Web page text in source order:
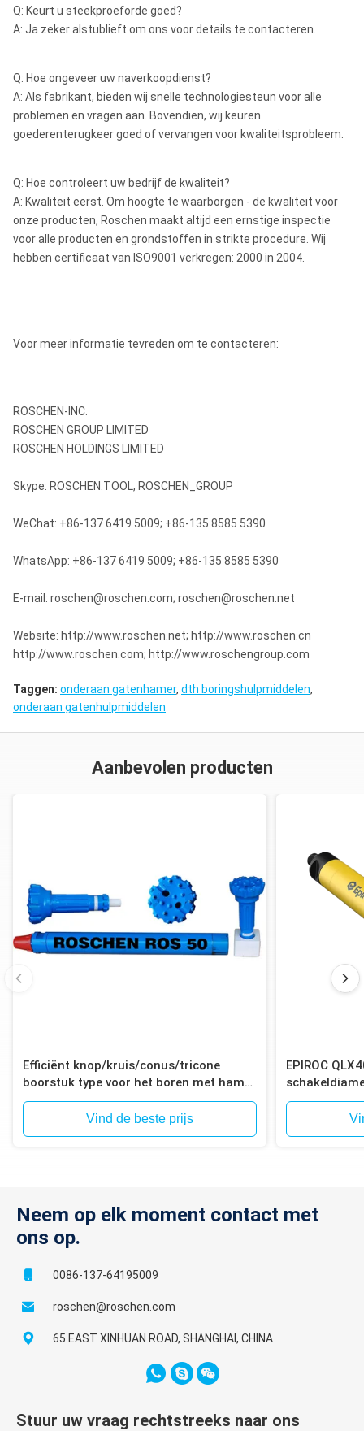
Q: Keurt u steekproeforde goed?
A: Ja zeker alstublieft om ons voor details te contacteren.
Q: Hoe ongeveer uw naverkoopdienst?
A: Als fabrikant, bieden wij snelle technologiesteun voor alle
problemen en vragen aan. Bovendien, wij keuren
goederenterugkeer goed of vervangen voor kwaliteitsprobleem.
Q: Hoe controleert uw bedrijf de kwaliteit?
A: Kwaliteit eerst. Om hoogte te waarborgen - de kwaliteit voor
onze producten, Roschen maakt altijd een ernstige inspectie
voor alle producten en grondstoffen in strikte procedure. Wij
hebben certificaat van ISO9001 verkregen: 2000 in 2004.
Voor meer informatie tevreden om te contacteren:
ROSCHEN-INC.
ROSCHEN GROUP LIMITED
ROSCHEN HOLDINGS LIMITED
Skype: ROSCHEN.TOOL, ROSCHEN_GROUP
WeChat: +86-137 6419 5009; +86-135 8585 5390
WhatsApp: +86-137 6419 5009; +86-135 8585 5390
E-mail: roschen@roschen.com; roschen@roschen.net
Website: http://www.roschen.net; http://www.roschen.cn
http://www.roschen.com; http://www.roschengroup.com
Taggen: onderaan gatenhamer, dth boringshulpmiddelen,
onderaan gatenhulpmiddelen
Aanbevolen producten
Efficiënt knop/kruis/conus/tricone
boorstuk type voor het boren met hamer
in het gat
Vind de beste prijs
EPIROC
voor het
Neem op elk moment contact met
ons op.
0086-137-64195009
roschen@roschen.com
65 EAST XINHUAN ROAD, SHANGHAI, CHINA
Stuur uw vraag rechtstreeks naar ons